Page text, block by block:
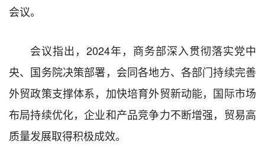
会议。
会议指出，2024年，商务部深入贯彻落实党中
央、国务院决策部署，会同各地方、各部门持续完善
外贸政策支撑体系，加快培育外贸新动能，国际市场
布局持续优化，企业和产品竞争力不断增强，贸易高
质量发展取得积极成效。